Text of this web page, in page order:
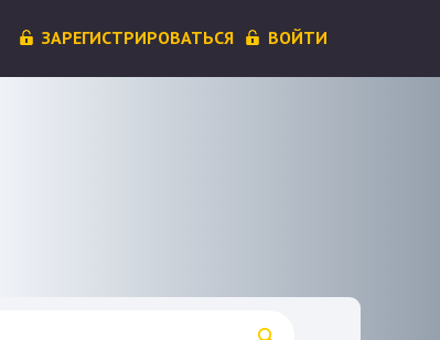
ЗАРЕГИСТРИРОВАТЬСЯ ВОЙТИ